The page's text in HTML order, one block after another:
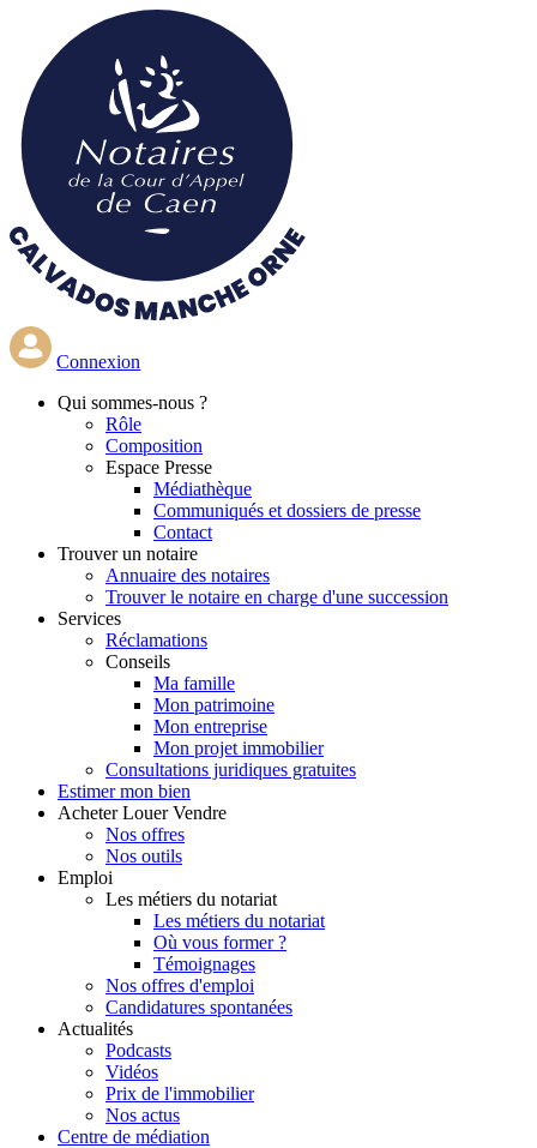
contenu
principal
Connexion
Qui sommes-nous ?
Rôle
Composition
Espace Presse
Médiathèque
Communiqués et dossiers de presse
Contact
Trouver un notaire
Annuaire des notaires
Trouver le notaire en charge d'une succession
Services
Réclamations
Conseils
Ma famille
Mon patrimoine
Mon entreprise
Mon projet immobilier
Consultations juridiques gratuites
Estimer mon bien
Acheter Louer Vendre
Nos offres
Nos outils
Emploi
Les métiers du notariat
Les métiers du notariat
Où vous former ?
Témoignages
Nos offres d'emploi
Candidatures spontanées
Actualités
Podcasts
Vidéos
Prix de l'immobilier
Nos actus
Centre de médiation